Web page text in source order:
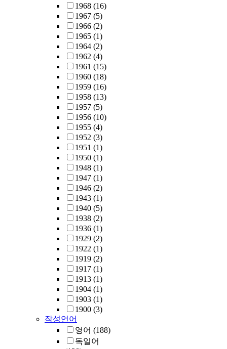
1968 (16)
1967 (5)
1966 (2)
1965 (1)
1964 (2)
1962 (4)
1961 (15)
1960 (18)
1959 (16)
1958 (13)
1957 (5)
1956 (10)
1955 (4)
1952 (3)
1951 (1)
1950 (1)
1948 (1)
1947 (1)
1946 (2)
1943 (1)
1940 (5)
1938 (2)
1936 (1)
1929 (2)
1922 (1)
1919 (2)
1917 (1)
1913 (1)
1904 (1)
1903 (1)
1900 (3)
작성언어
영어 (188)
독일어